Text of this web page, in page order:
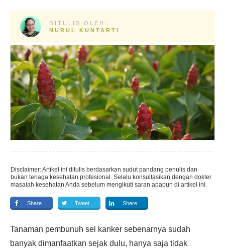
DITULIS OLEH:
NURUL KUNTARTI
Disclaimer: Artikel ini ditulis berdasarkan sudut pandang penulis dan
bukan tenaga kesehatan profesional. Selalu konsultasikan dengan dokter
masalah kesehatan Anda sebelum mengikuti saran apapun di artikel ini.
Share Tweet Share
Tanaman pembunuh sel kanker sebenarnya sudah
banyak dimanfaatkan sejak dulu, hanya saja tidak